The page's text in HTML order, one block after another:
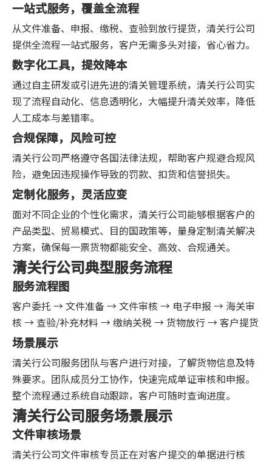
一站式服务，覆盖全流程
从文件准备、申报、缴税、查验到放行提货，清关行公司
提供全流程一站式服务，客户无需多头对接，省心省力。
数字化工具，提效降本
通过自主研发或引进先进的清关管理系统，清关行公司实
现了流程自动化、信息透明化，大幅提升清关效率，降低
人工成本与差错率。
合规保障，风险可控
清关行公司严格遵守各国法律法规，帮助客户规避合规风
险，避免因违规操作导致的罚款、扣货和信誉损失。
定制化服务，灵活应变
面对不同企业的个性化需求，清关行公司能够根据客户的
产品类型、贸易模式、目的国政策等，量身定制清关解决
方案，确保每一票货物都能安全、高效、合规通关。
清关行公司典型服务流程
服务流程图
客户委托 → 文件准备 → 文件审核 → 电子申报 → 海关审
核 → 查验/补充材料 → 缴纳关税 → 货物放行 → 客户提货
场景展示
清关行公司服务团队与客户进行对接，了解货物信息及特
殊要求。团队成员分工协作，快速完成单证审核和申报。
整个流程通过系统自动跟踪，客户可随时查询进度。
清关行公司服务场景展示
文件审核场景
清关行公司文件审核专员正在对客户提交的单据进行核